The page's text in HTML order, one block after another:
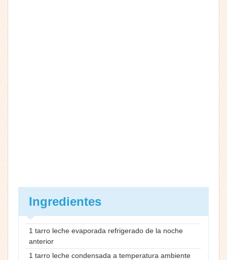
Ingredientes
1 tarro leche evaporada refrigerado de la noche
anterior
1 tarro leche condensada a temperatura ambiente